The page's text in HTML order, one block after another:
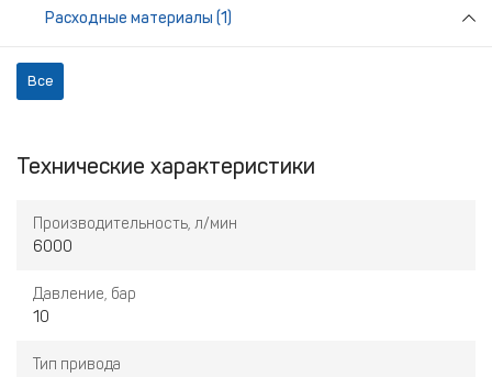
Расходные материалы (1)
Все
Технические характеристики
Производительность, л/мин
6000
Давление, бар
10
Тип привода